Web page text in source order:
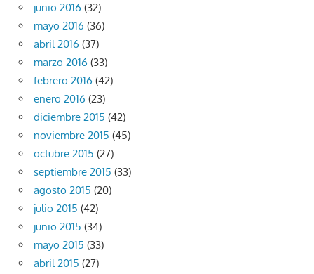
junio 2016 (32)
mayo 2016 (36)
abril 2016 (37)
marzo 2016 (33)
febrero 2016 (42)
enero 2016 (23)
diciembre 2015 (42)
noviembre 2015 (45)
octubre 2015 (27)
septiembre 2015 (33)
agosto 2015 (20)
julio 2015 (42)
junio 2015 (34)
mayo 2015 (33)
abril 2015 (27)